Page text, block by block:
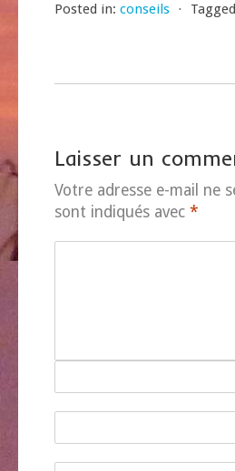
Posted in: conseils ⋅
Laisser un
Votre adresse e-mail ne
sont indiqués avec *